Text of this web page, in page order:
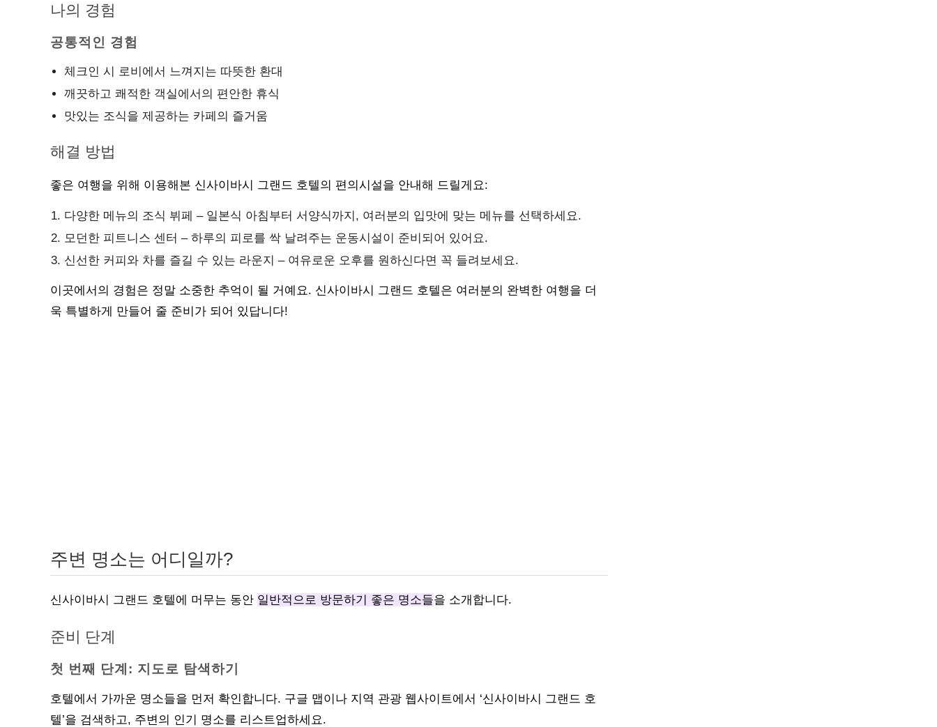
나의 경험
공통적인 경험
체크인 시 로비에서 느껴지는 따뜻한 환대
깨끗하고 쾌적한 객실에서의 편안한 휴식
맛있는 조식을 제공하는 카페의 즐거움
해결 방법
좋은 여행을 위해 이용해본 신사이바시 그랜드 호텔의 편의시설을 안내해 드릴게요:
다양한 메뉴의 조식 뷔페 – 일본식 아침부터 서양식까지, 여러분의 입맛에 맞는 메뉴를 선택하세요.
모던한 피트니스 센터 – 하루의 피로를 싹 날려주는 운동시설이 준비되어 있어요.
신선한 커피와 차를 즐길 수 있는 라운지 – 여유로운 오후를 원하신다면 꼭 들려보세요.
이곳에서의 경험은 정말 소중한 추억이 될 거예요. 신사이바시 그랜드 호텔은 여러분의 완벽한 여행을 더
욱 특별하게 만들어 줄 준비가 되어 있답니다!
주변 명소는 어디일까?
신사이바시 그랜드 호텔에 머무는 동안 일반적으로 방문하기 좋은 명소들을 소개합니다.
준비 단계
첫 번째 단계: 지도로 탐색하기
호텔에서 가까운 명소들을 먼저 확인합니다. 구글 맵이나 지역 관광 웹사이트에서 ‘신사이바시 그랜드 호
텔’을 검색하고, 주변의 인기 명소를 리스트업하세요.